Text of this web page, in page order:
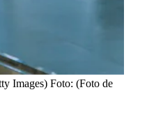
Images) Foto: (Foto de